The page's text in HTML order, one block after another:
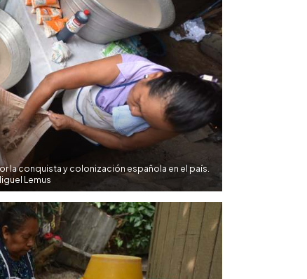
la conquista y colonización española en el país.
Lemus